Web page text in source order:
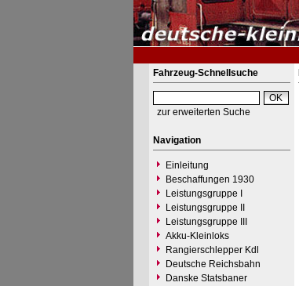
Fahrzeug-Schnellsuche
zur erweiterten Suche
Navigation
Einleitung
Beschaffungen 1930
Leistungsgruppe I
Leistungsgruppe II
Leistungsgruppe III
Akku-Kleinloks
Rangierschlepper Kdl
Deutsche Reichsbahn
Danske Statsbaner